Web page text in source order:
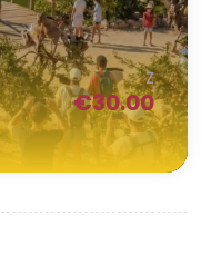
Z
€30.00